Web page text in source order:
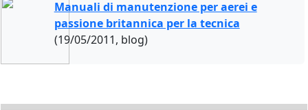
Manuali di manutenzione per aerei e
passione britannica per la tecnica
(19/05/2011, blog)